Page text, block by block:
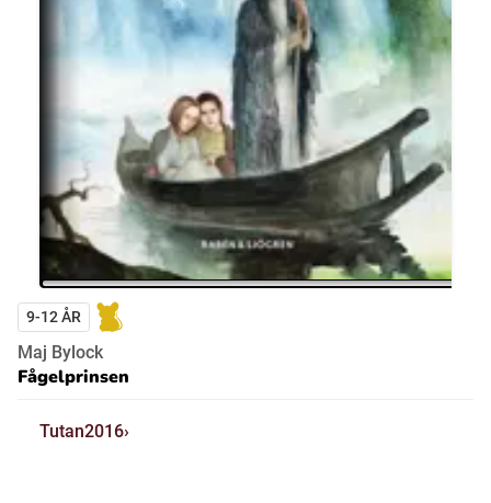
9-12 ÅR
Maj Bylock
Fågelprinsen
Tutan2016